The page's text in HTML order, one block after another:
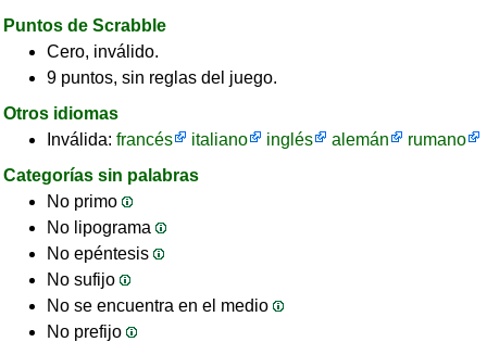
Puntos de Scrabble
Cero, inválido.
9 puntos, sin reglas del juego.
Otros idiomas
Inválida: francés italiano inglés alemán
rumano
Categorías sin palabras
No primo
No lipograma
No epéntesis
No sufijo
No se encuentra en el medio
No prefijo